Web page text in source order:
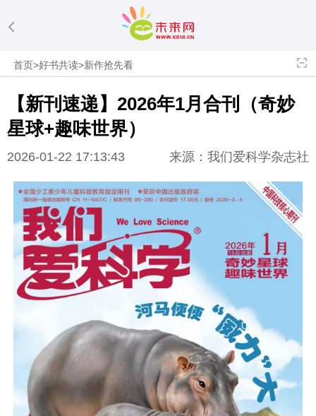
首页>好书共读>新作抢先看
【新刊速递】2026年1月合刊（奇妙
星球+趣味世界）
2026-01-22 17:13:43 来源：我们爱科学杂志社